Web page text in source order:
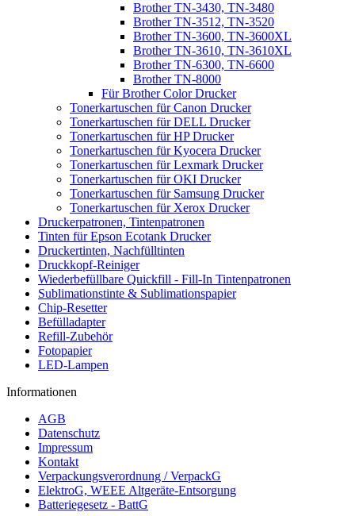
Brother TN-3430, TN-3480
Brother TN-3512, TN-3520
Brother TN-3600, TN-3600XL
Brother TN-3610, TN-3610XL
Brother TN-6300, TN-6600
Brother TN-8000
Für Brother Color Drucker
Tonerkartuschen für Canon Drucker
Tonerkartuschen für DELL Drucker
Tonerkartuschen für HP Drucker
Tonerkartuschen für Kyocera Drucker
Tonerkartuschen für Lexmark Drucker
Tonerkartuschen für OKI Drucker
Tonerkartuschen für Samsung Drucker
Tonerkartuschen für Xerox Drucker
Druckerpatronen, Tintenpatronen
Tinten für Epson Ecotank Drucker
Druckertinten, Nachfülltinten
Druckkopf-Reiniger
Wiederbefüllbare Quickfill - Fill-In Tintenpatronen
Sublimationstinte & Sublimationspapier
Chip-Resetter
Befülladapter
Refill-Zubehör
Fotopapier
LED-Lampen
Informationen
AGB
Datenschutz
Impressum
Kontakt
Verpackungsverordnung / VerpackG
ElektroG, WEEE Altgeräte-Entsorgung
Batteriegesetz - BattG